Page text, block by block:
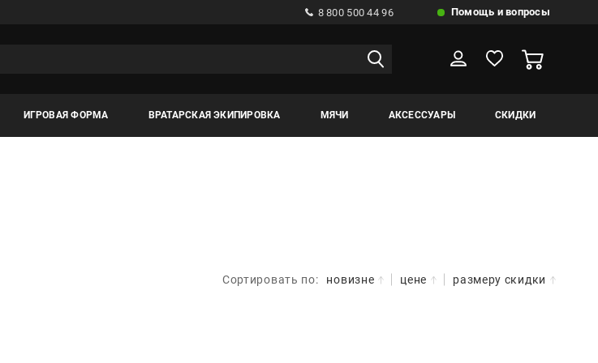
8 800 500 44 96 Помощь и вопросы
ИГРОВАЯ ФОРМА ВРАТАРСКАЯ ЭКИПИРОВКА МЯЧИ АКСЕССУАРЫ СКИДКИ
Сортировать по: новизне цене размеру скидки